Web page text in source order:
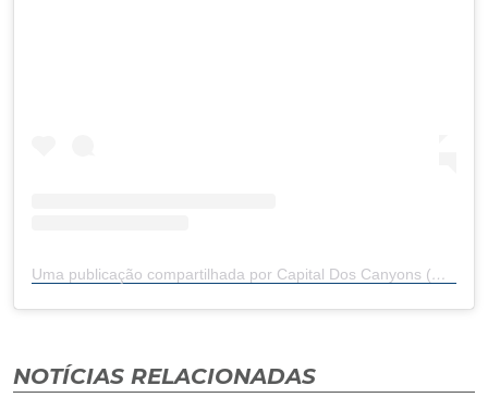
Uma publicação compartilhada por Capital Dos Canyons (@capitaldoscanyonssc)
NOTÍCIAS RELACIONADAS